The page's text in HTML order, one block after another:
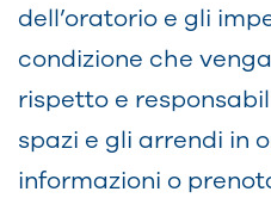
dell’oratorio e gli
condizione che
rispetto e
spazi e gli arrendi in
informazioni o